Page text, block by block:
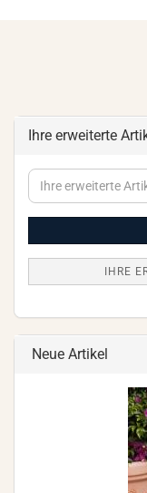
Ihre erweiterte
Ihre
erweiterte
IHRE
Neue Artikel